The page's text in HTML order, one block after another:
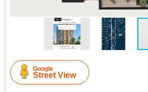
Google
Street View